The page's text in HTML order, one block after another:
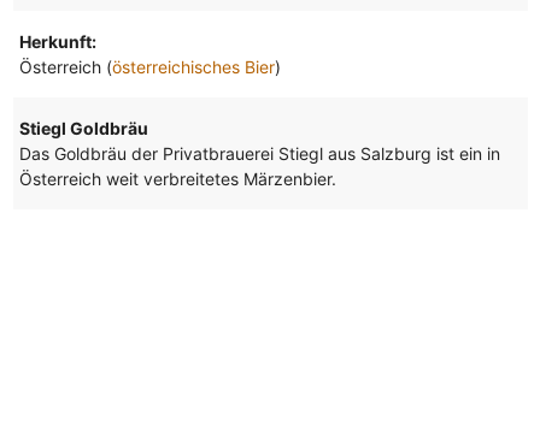
Herkunft:
Österreich (österreichisches Bier)
Stiegl Goldbräu
Das Goldbräu der Privatbrauerei Stiegl aus Salzburg ist ein in
Österreich weit verbreitetes Märzenbier.